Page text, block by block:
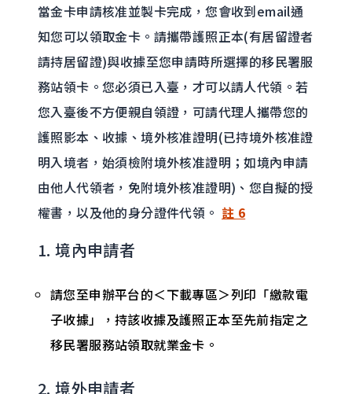
當金卡申請核准並製卡完成，您會收到email通
知您可以領取金卡。請攜帶護照正本(有居留證者
請持居留證)與收據至您申請時所選擇的移民署服
務站領卡。您必須已入臺，才可以請人代領。若
您入臺後不方便親自領證，可請代理人攜帶您的
護照影本、收據、境外核准證明(已持境外核准證
明入境者，始須檢附境外核准證明；如境內申請
由他人代領者，免附境外核准證明)、您自擬的授
權書，以及他的身分證件代領。 註 6
1. 境內申請者
請您至申辦平台的＜下載專區＞列印「繳款電
子收據」，持該收據及護照正本至先前指定之
移民署服務站領取就業金卡。
2. 境外申請者